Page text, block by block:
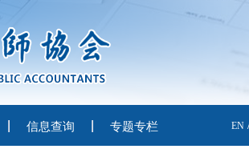
信息查询 专题专栏 EN